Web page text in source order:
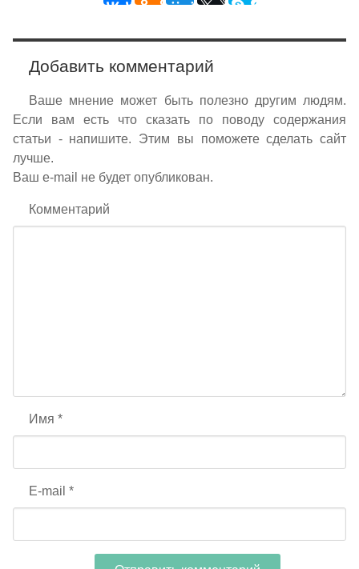
Добавить комментарий
Ваше мнение может быть полезно другим людям.
Если вам есть что сказать по поводу содержания
статьи - напишите. Этим вы поможете сделать сайт
лучше.
Ваш e-mail не будет опубликован.
Комментарий
Имя *
E-mail *